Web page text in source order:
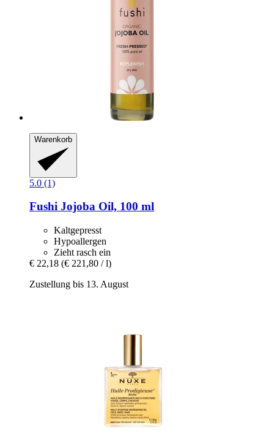
Warenkorb
5.0 (1)
Fushi Jojoba Oil, 100 ml
Kaltgepresst
Hypoallergen
Zieht rasch ein
€ 22,18 (€ 221,80 / l)
Zustellung bis 13. August